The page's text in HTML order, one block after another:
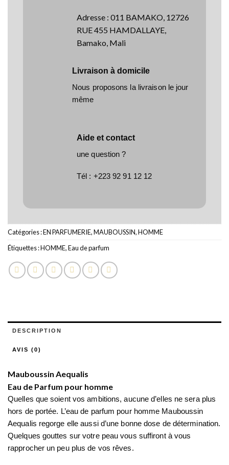
Adresse : 011 BAMAKO, 12726
RUE 455 HAMDALLAYE,
Bamako, Mali
Livraison à domicile
Nous proposons la livraison le jour
même
Aide et contact
une question ?
Tél : +223 92 91 12 12
Catégories :EN PARFUMERIE,MAUBOUSSIN,HOMME
Étiquettes :HOMME,Eau de parfum
DESCRIPTION
AVIS (0)
Mauboussin Aequalis
Eau de Parfum pour homme
Quelles que soient vos ambitions, aucune d’elles ne sera plus
hors de portée. L’eau de parfum pour homme Mauboussin
Aequalis regorge elle aussi d’une bonne dose de détermination.
Quelques gouttes sur votre peau vous suffiront à vous
rapprocher un peu plus de vos rêves.